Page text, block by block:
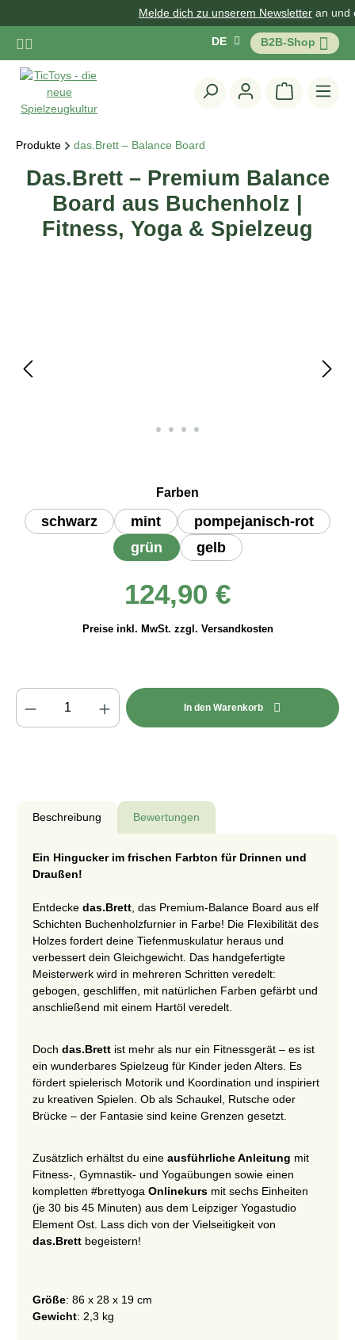
Zum Hauptinhalt springenMelde dich zu unserem Newsletteran und
DE B2B-Shop
Produkte das.Brett – Balance Board
Das.Brett – Premium Balance
Board aus Buchenholz |
Fitness, Yoga & Spielzeug
124,90 €
Preise inkl. MwSt. zzgl. Versandkosten
Farben
schwarz mint
pompejanisch-rot
grün
gelb
Produkt Anzahl: Gib den gewünschten
In den Warenkorb
Beschreibung Bewertungen
Ein Hingucker im frischen Farbton für Drinnen und
Draußen!
Entdecke das.Brett , das Premium-Balance Board aus elf
Schichten Buchenholzfurnier in Farbe! Die Flexibilität des
Holzes fordert deine Tiefenmuskulatur heraus und
verbessert dein Gleichgewicht. Das handgefertigte
Meisterwerk wird in mehreren Schritten veredelt:
gebogen, geschliffen, mit natürlichen Farben gefärbt und
anschließend mit einem Hartöl veredelt.
Doch das.Brett ist mehr als nur ein Fitnessgerät – es ist
ein wunderbares Spielzeug für Kinder jeden Alters. Es
fördert spielerisch Motorik und Koordination und inspiriert
zu kreativen Spielen. Ob als Schaukel, Rutsche oder
Brücke – der Fantasie sind keine Grenzen gesetzt.
Zusätzlich erhältst du eine ausführliche Anleitung mit
Fitness-, Gymnastik- und Yogaübungen sowie einen
kompletten #brettyoga Onlinekurs mit sechs Einheiten
(je 30 bis 45 Minuten) aus dem Leipziger Yogastudio
Element Ost. Lass dich von der Vielseitigkeit von
das.Brett begeistern!
Größe: 86 x 28 x 19 cm
Gewicht: 2,3 kg